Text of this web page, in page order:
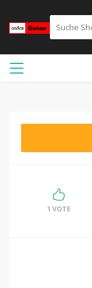
1 VOTE